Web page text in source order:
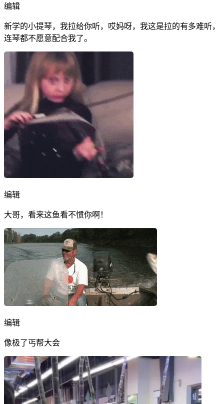
编辑
新学的小提琴，我拉给你听，哎妈呀，我这是拉的有多难听，
连琴都不愿意配合我了。
编辑
大哥，看来这鱼看不惯你啊！
编辑
像极了丐帮大会